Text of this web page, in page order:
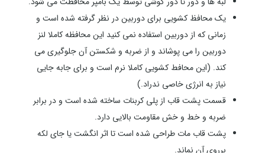
یک محافظ کشویی برای دوربین در نظر گرفته شده است و
زمانی که از دوربین استفاده نمی کنید این محافظه کاملا لنز
دوربین را می پوشاند و از ضربه و شکستن آن جلوگیری می
کند. (این محافط کشویی کاملا نرم است و برای جابه جایی
نیاز به انرژی خاصی ندراد.)
قسمت پشت قاب از پلی کربنات ساخته شده است و در برابر
ضربه و خط و خش مقاومت بالایی دارد.
پشت قاب مات طراحی شده است تا اثر انگشت یا جای لکه
برروی آن نماند.